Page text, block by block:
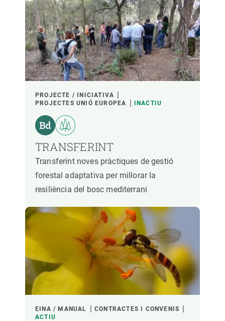
PROJECTE / INICIATIVA
PROJECTES UNIÓ EUROPEA
INACTIU
TRANSFERINT
Transferint noves pràctiques de gestió
forestal adaptativa per millorar la
resiliència del bosc mediterrani
EINA / MANUAL
CONTRACTES I CONVENIS
ACTIU